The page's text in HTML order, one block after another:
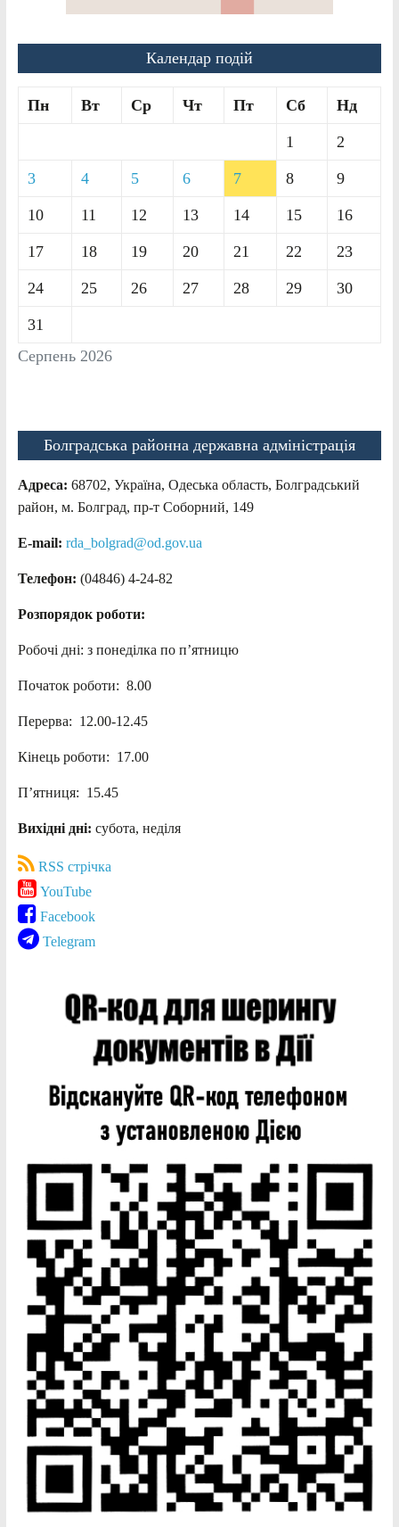
Календар подій
Серпень 2026
Пн Вт Ср Чт Пт Сб Нд
1 2
3 4 5 6 7 8 9
10 11 12 13 14 15 16
17 18 19 20 21 22 23
24 25 26 27 28 29 30
31
Болградська районна державна адміністрація
Адреса: 68702, Україна, Одеська область, Болградський
район, м. Болград, пр-т Соборний, 149
E-mail: rda_bolgrad@od.gov.ua
Телефон: (04846) 4-24-82
Розпорядок роботи:
Робочі дні: з понеділка по п’ятницю
Початок роботи: 8.00
Перерва: 12.00-12.45
Кінець роботи: 17.00
П’ятниця: 15.45
Вихідні дні: субота, неділя
RSS стрічка
YouTube
Facebook
Telegram